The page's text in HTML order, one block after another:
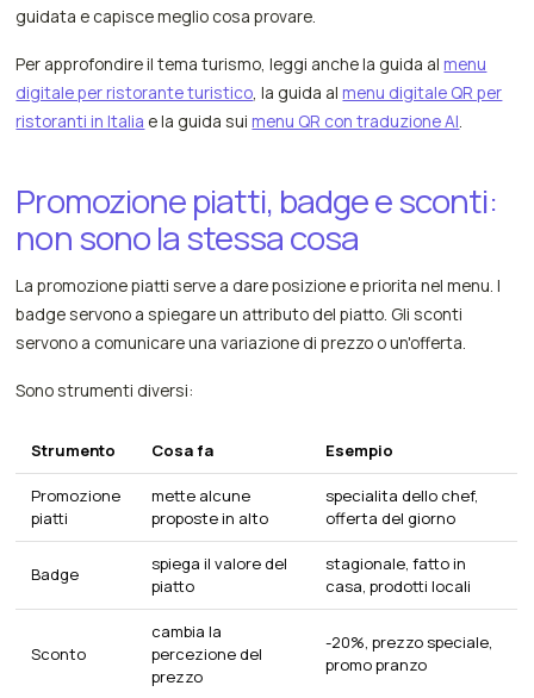
guidata e capisce meglio cosa provare.
Per approfondire il tema turismo, leggi anche la guida al menu
digitale per ristorante turistico, la guida al menu digitale QR per
ristoranti in Italia e la guida sui menu QR con traduzione AI.
Promozione piatti, badge e sconti:
non sono la stessa cosa
La promozione piatti serve a dare posizione e priorita nel menu. I
badge servono a spiegare un attributo del piatto. Gli sconti
servono a comunicare una variazione di prezzo o un'offerta.
Sono strumenti diversi:
Strumento Cosa fa Esempio
Promozione
piatti
mette alcune
proposte in alto
specialita dello chef,
offerta del giorno
Badge
spiega il valore del
piatto
stagionale, fatto in
casa, prodotti locali
Sconto
cambia la
percezione del
prezzo
-20%, prezzo speciale,
promo pranzo